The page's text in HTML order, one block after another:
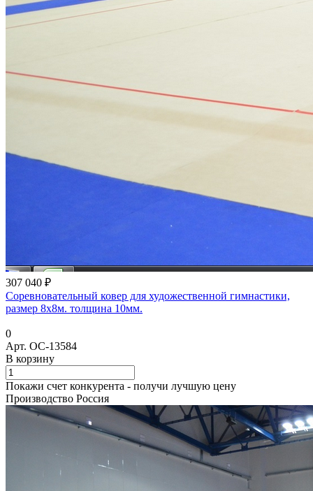
307 040 ₽
Соревновательный ковер для художественной гимнастики,
размер 8х8м. толщина 10мм.
0
Арт. ОС-13584
В корзину
Покажи счет конкурента - получи лучшую цену
Производство Россия